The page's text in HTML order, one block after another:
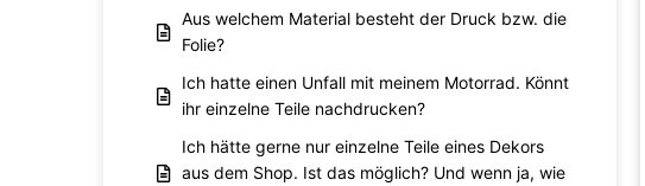
Aus welchem Material besteht der Druck bzw. die
Folie?
Ich hatte einen Unfall mit meinem Motorrad. Könnt
ihr einzelne Teile nachdrucken?
Ich hätte gerne nur einzelne Teile eines Dekors
aus dem Shop. Ist das möglich? Und wenn ja, wie